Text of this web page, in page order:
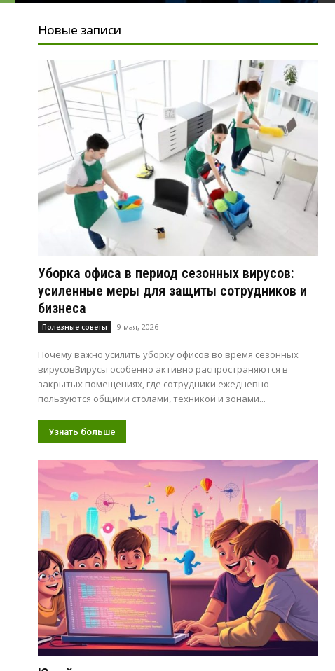
Новые записи
Уборка офиса в период сезонных вирусов:
усиленные меры для защиты сотрудников и
бизнеса
Полезные советы 9 мая, 2026
Почему важно усилить уборку офисов во время сезонных
вирусовВирусы особенно активно распространяются в
закрытых помещениях, где сотрудники ежедневно
пользуются общими столами, техникой и зонами...
Узнать больше